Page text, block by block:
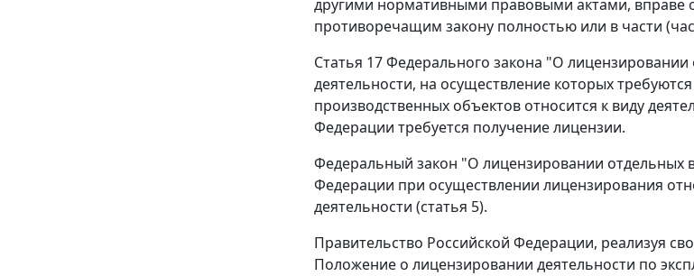
другими нормативными правовыми актами, вправе
противоречащим закону полностью или в части (
Статья 17Федерального закона "О
деятельности, на осуществление которых
производственных объектов относится к виду
Федерации требуется получение лицензии.
Федеральный закон "О лицензировании отдельных
Федерации при осуществлении лицензирования
деятельности (статья 5).
Правительство Российской Федерации, реализуя
Положение о лицензировании деятельности по